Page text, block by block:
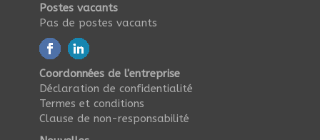
Postes vacants
Pas de postes vacants
Coordonnées de l'entreprise
Déclaration de confidentialité
Termes et conditions
Clause de non-responsabilité